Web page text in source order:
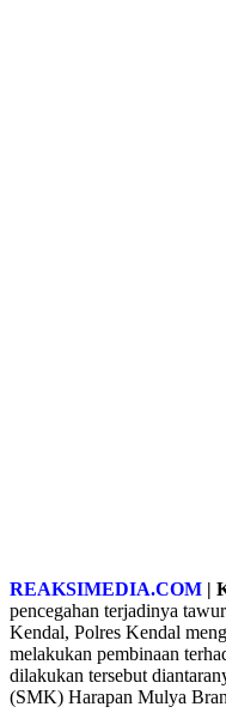
REAKSIMEDIA.COM |
pencegahan terjadinya
Kendal, Polres Kendal
melakukan pembinaan
dilakukan tersebut
(SMK) Harapan Mulya